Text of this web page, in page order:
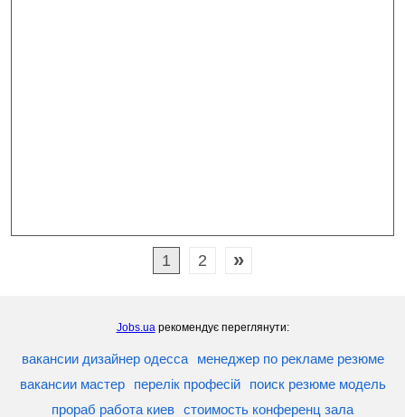
1 2 »
Jobs.uaрекомендує переглянути:
вакансии дизайнер одесса
менеджер по рекламе резюме
вакансии мастер
перелік професій
поиск резюме модель
прораб работа киев стоимость конференц зала